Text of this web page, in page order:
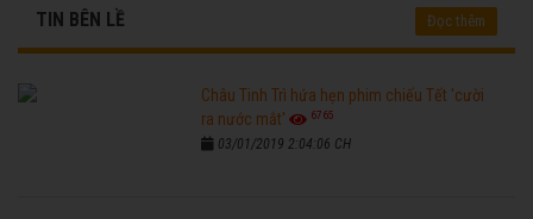
TIN BÊN LỀ Đọc thêm
Châu Tinh Trì hứa hẹn phim chiếu Tết 'cười
ra nước mắt'
6765
03/01/2019 2:04:06 CH